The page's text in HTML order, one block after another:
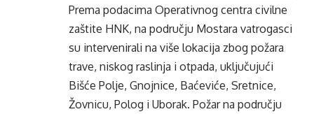
Prema podacima Operativnog centra civilne
zaštite HNK, na području Mostara vatrogasci
su intervenirali na više lokacija zbog požara
trave, niskog raslinja i otpada, uključujući
Bišće Polje, Gnojnice, Baćeviće, Sretnice,
Žovnicu, Polog i Uborak. Požar na području